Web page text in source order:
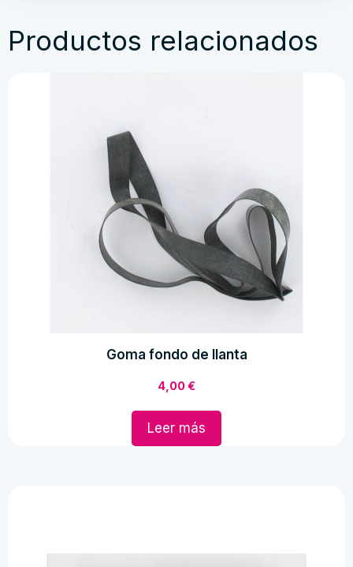
Productos relacionados
Goma fondo de llanta
4,00€
Leer más